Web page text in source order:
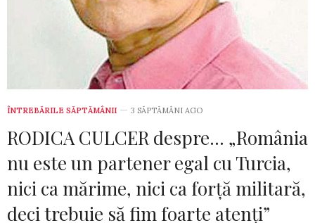
ÎNTREBĂRILE SĂPTĂMÂNII 3 SĂPTĂMÂNI AGO
RODICA CULCER despre… „România
nu este un partener egal cu Turcia,
nici ca mărime, nici ca forță militară,
deci trebuie să fim foarte atenți”